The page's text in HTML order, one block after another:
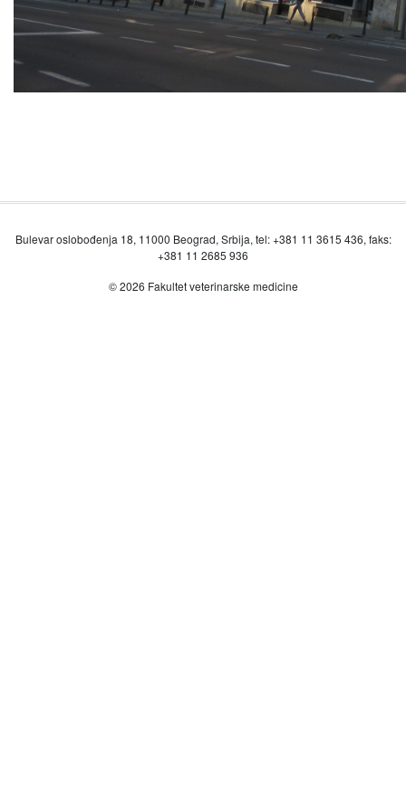
Bulevar oslobođenja 18, 11000 Beograd, Srbija, tel: +381 11 3615 436, faks:
+381 11 2685 936
© 2026 Fakultet veterinarske medicine